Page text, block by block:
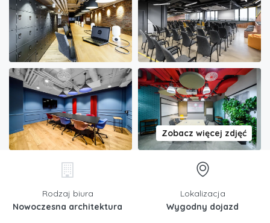
Zobacz więcej zdjęć
Rodzaj biura
Nowoczesna architektura
Lokalizacja
Wygodny dojazd